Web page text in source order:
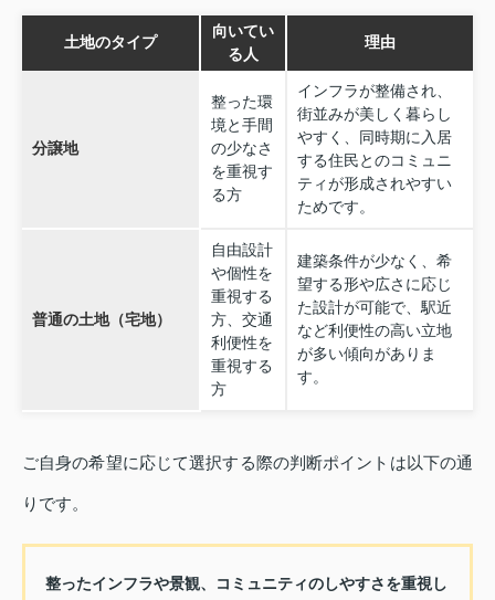
土地のタイプ
向いてい
る人
理由
分譲地
整った環
境と手間
の少なさ
を重視す
る方
インフラが整備され、
街並みが美しく暮らし
やすく、同時期に入居
する住民とのコミュニ
ティが形成されやすい
ためです。
普通の土地（宅地）
自由設計
や個性を
重視する
方、交通
利便性を
重視する
方
建築条件が少なく、希
望する形や広さに応じ
た設計が可能で、駅近
など利便性の高い立地
が多い傾向がありま
す。
ご自身の希望に応じて選択する際の判断ポイントは以下の通
りです。
整ったインフラや景観、コミュニティのしやすさを重視し